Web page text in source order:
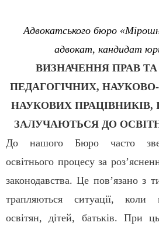
Адвокатського бюро
адвокат, кандидат
ВИЗНАЧЕННЯ ПРАВ ТА
ПЕДАГОГІЧНИХ,
НАУКОВИХ ПРАЦІВНИКІВ,
ЗАЛУЧАЮТЬСЯ ДО
До нашого Бюро часто
освітнього процесу за
законодавства. Це пов’язано з
трапляються ситуації, коли
освітян, дітей, батьків. При